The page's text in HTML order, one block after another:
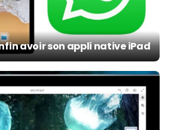
avoir son appli native iPad